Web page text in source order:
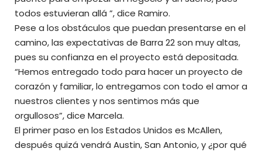
todos estuvieran allá ”, dice Ramiro.
Pese a los obstáculos que puedan presentarse en el
camino, las expectativas de Barra 22 son muy altas,
pues su confianza en el proyecto está depositada.
“Hemos entregado todo para hacer un proyecto de
corazón y familiar, lo entregamos con todo el amor a
nuestros clientes y nos sentimos más que
orgullosos”, dice Marcela.
El primer paso en los Estados Unidos es McAllen,
después quizá vendrá Austin, San Antonio, y ¿por qué